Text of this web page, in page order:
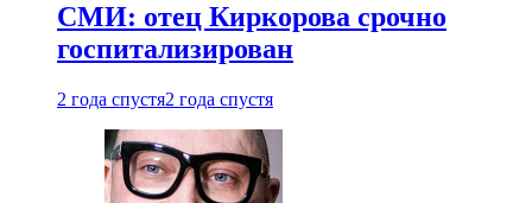
СМИ: отец Киркорова срочно
госпитализирован
2 года спустя2 года спустя